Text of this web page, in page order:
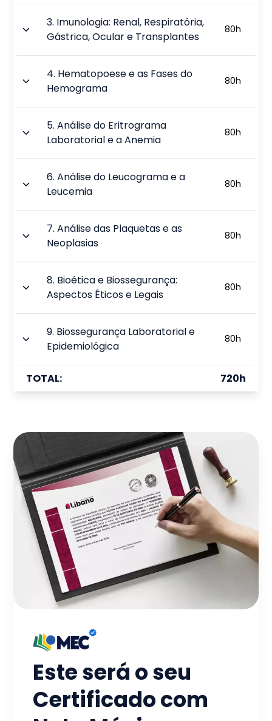
3. Imunologia: Renal, Respiratória,
Gástrica, Ocular e Transplantes
80h
4. Hematopoese e as Fases do
Hemograma
80h
5.Análise do Eritrograma
Laboratorial e a Anemia
80h
6.Análise do Leucograma e a
Leucemia
80h
7.Análise das Plaquetas e as
Neoplasias
80h
8. Bioética e Biossegurança:
Aspectos Éticos e Legais
80h
9. Biossegurança Laboratorial e
Epidemiológica
80h
TOTAL: 720h
Este será o seu
Certificado com